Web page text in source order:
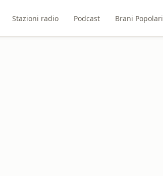
Stazioni radio Podcast Brani Popolari